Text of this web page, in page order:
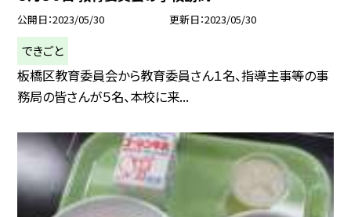
公開日 2023/05/30 更新日 2023/05/30
できごと
板橋区教育委員会から教育委員さん１名、指導主事等の事
務局の皆さんが５名、本校に来...